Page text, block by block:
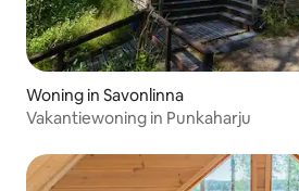
Woning in Savonlinna
Vakantiewoning in Punkaharju